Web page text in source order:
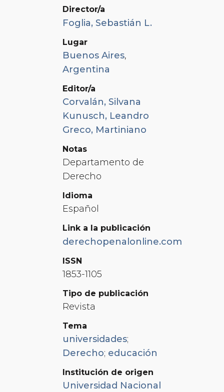
Director/a
Foglia, Sebastián L.
Lugar
Buenos Aires,
Argentina
Editor/a
Corvalán, Silvana
Kunusch, Leandro
Greco, Martiniano
Notas
Departamento de
Derecho
Idioma
Español
Link a la publicación
derechopenalonline.com
ISSN
1853-1105
Tipo de publicación
Revista
Tema
universidades;
Derecho; educación
Institución de origen
Universidad Nacional